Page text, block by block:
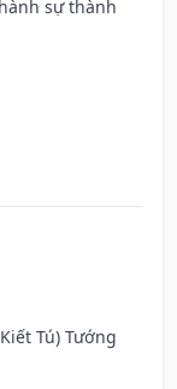
sự thành
Tú) Tướng